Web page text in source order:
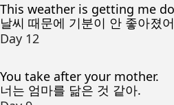
This weather is getting me
날씨 때문에 기분이 안 좋아졌
Day 12
You take after your mother.
너는 엄마를 닮은 것 같아.